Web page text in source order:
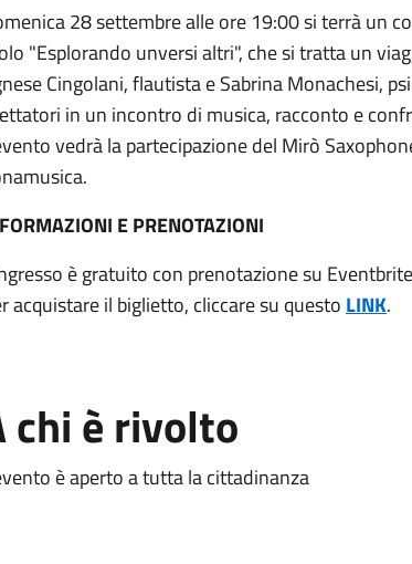
28 settembre alle ore 19:00 si terrà un
"Esplorando unversi altri", che si tratta un
Cingolani, flautista e Sabrina Monachesi,
in un incontro di musica, racconto e
vedrà la partecipazione del Mirò
E PRENOTAZIONI
è gratuito con prenotazione su
acquistare il biglietto, cliccare su questo LINK.
chi è rivolto
è aperto a tutta la cittadinanza